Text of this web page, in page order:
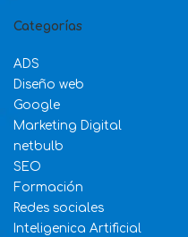
Categorías
ADS
Diseño web
Google
Marketing Digital
netbulb
SEO
Formación
Redes sociales
Inteligenica Artificial